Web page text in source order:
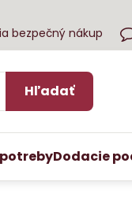
bezpečný nákup
Hľadať
Dodacie